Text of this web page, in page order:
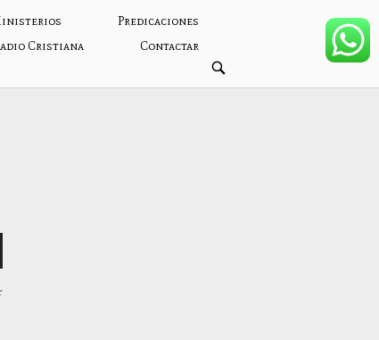
Predicaciones
Cristiana Contactar
ABRIR
BARRA
DE